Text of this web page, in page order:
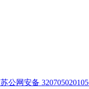
公网安备